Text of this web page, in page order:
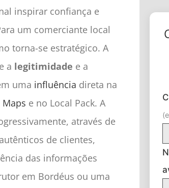
inspirar confiança e
um comerciante local
torna-se estratégico. A
a legitimidade e a
uma influência direta na
Maps e no Local Pack. A
através de
de clientes,
das informações
em Bordéus ou uma